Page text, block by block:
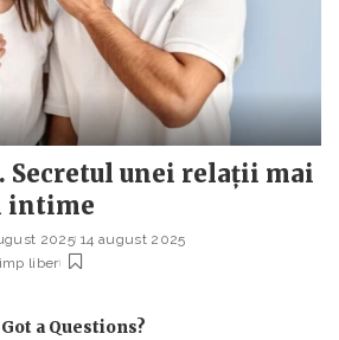
Secretul unei relații mai
intime
2025 14 august 2025
liber
Got a Questions?